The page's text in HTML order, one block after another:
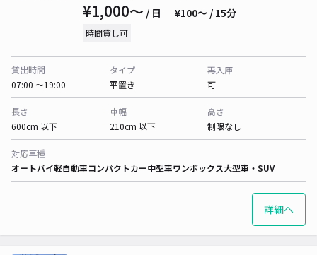
¥1,000〜 / 日 ¥100〜 / 15分
時間貸し可
貸出時間
07:00 〜19:00
タイプ
平置き
再入庫
可
長さ
600cm 以下
車幅
210cm 以下
高さ
制限なし
対応車種
オートバイ軽自動車コンパクトカー中型車ワンボックス大型車・SUV
詳細へ